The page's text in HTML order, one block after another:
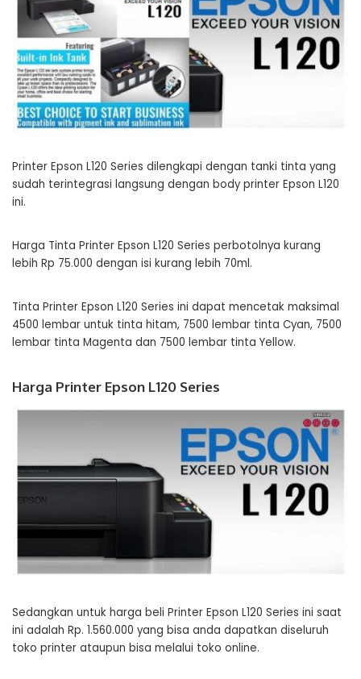
Printer Epson L120 Series dilengkapi dengan tanki tinta yang
sudah terintegrasi langsung dengan body printer Epson L120
ini.
Harga Tinta Printer Epson L120 Series perbotolnya kurang
lebih Rp 75.000 dengan isi kurang lebih 70ml.
Tinta Printer Epson L120 Series ini dapat mencetak maksimal
4500 lembar untuk tinta hitam, 7500 lembar tinta Cyan, 7500
lembar tinta Magenta dan 7500 lembar tinta Yellow.
Harga Printer Epson L120 Series
Sedangkan untuk harga beli Printer Epson L120 Series ini saat
ini adalah Rp. 1.560.000 yang bisa anda dapatkan diseluruh
toko printer ataupun bisa melalui toko online.